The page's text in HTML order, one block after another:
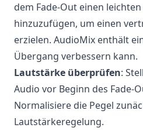
dem Fade-Out einen
hinzuzufügen, um einen
erzielen. AudioMix enthält
Übergang verbessern kann.
Lautstärke überprüfen:
Audio vor Beginn des Fade-
Normalisiere die Pegel
Lautstärkeregelung.